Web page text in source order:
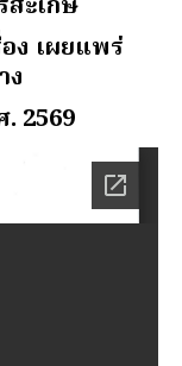
อง เผยแพร่
ง
2569